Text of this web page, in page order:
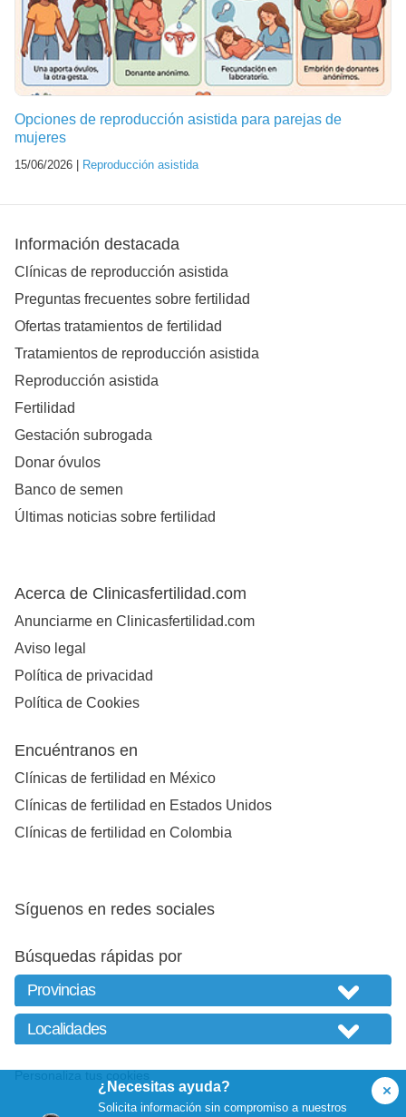
Opciones de reproducción asistida para parejas de
mujeres
15/06/2026 | Reproducción asistida
¿Necesitas ayuda?
Solicita información sin compromiso a nuestros
Información destacada
Clínicas de reproducción asistida
Preguntas frecuentes sobre fertilidad
Ofertas tratamientos de fertilidad
Tratamientos de reproducción asistida
Reproducción asistida
Fertilidad
Gestación subrogada
Donar óvulos
Banco de semen
Últimas noticias sobre fertilidad
Acerca de Clinicasfertilidad.com
Anunciarme en Clinicasfertilidad.com
Aviso legal
Política de privacidad
Política de Cookies
Encuéntranos en
Clínicas de fertilidad en México
Clínicas de fertilidad en Estados Unidos
Clínicas de fertilidad en Colombia
Síguenos en redes sociales
Búsquedas rápidas por